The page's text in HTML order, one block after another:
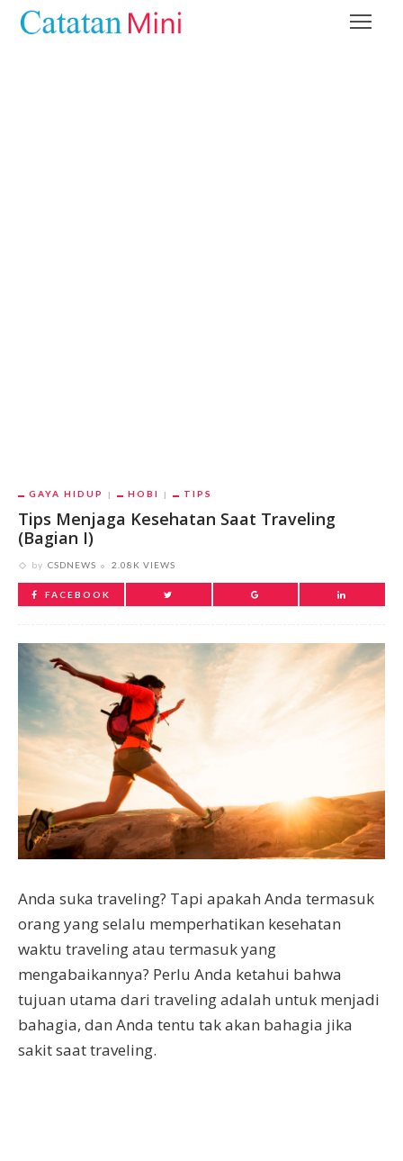
GAYA HIDUP HOBI TIPS
Tips Menjaga Kesehatan Saat Traveling
(Bagian I)
by CSDNEWS 2.08K VIEWS
FACEBOOK
Anda suka traveling? Tapi apakah Anda termasuk
orang yang selalu memperhatikan kesehatan
waktu traveling atau termasuk yang
mengabaikannya? Perlu Anda ketahui bahwa
tujuan utama dari traveling adalah untuk menjadi
bahagia, dan Anda tentu tak akan bahagia jika
sakit saat traveling.